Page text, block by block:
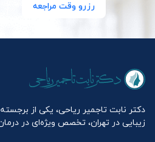
رزرو وقت مراجعه
دکتر نابت تاجمیر ریاحی، یکی از
زیبایی در تهران، تخصص ویژه‌ای در